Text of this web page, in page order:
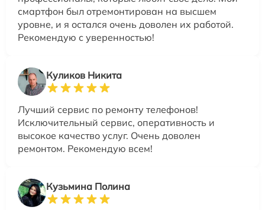
смартфон был отремонтирован на высшем
уровне, и я остался очень доволен их работой.
Рекомендую с уверенностью!
Куликов Никита
Лучший сервис по ремонту телефонов!
Исключительный сервис, оперативность и
высокое качество услуг. Очень доволен
ремонтом. Рекомендую всем!
Кузьмина Полина